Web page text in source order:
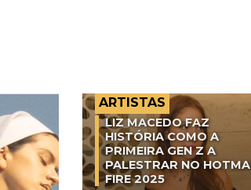
ARTISTAS
LIZ MACEDO FAZ
HISTÓRIA COMO A
PRIMEIRA GEN Z A
PALESTRAR NO
FIRE 2025